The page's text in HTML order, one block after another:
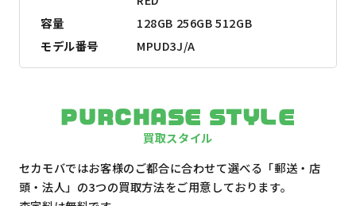
容量
128GB 256GB 512GB
モデル番号
MPUD3J/A
PURCHASE STYLE
買取スタイル
セカモバではお客様のご都合に合わせて選べる「郵送・店
頭・法人」の3つの買取方法をご用意しております。